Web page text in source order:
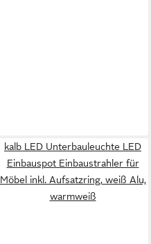
kalb LED Unterbauleuchte LED
Einbauspot Einbaustrahler für
Möbel inkl. Aufsatzring, weiß Alu,
warmweiß